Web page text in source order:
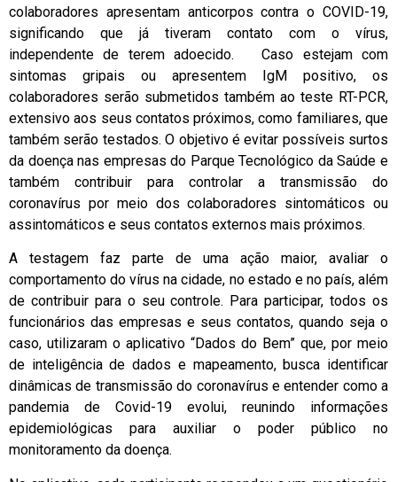
colaboradores apresentam anticorpos contra o COVID-19,
significando que já tiveram contato com o vírus,
independente de terem adoecido. Caso estejam com
sintomas gripais ou apresentem IgM positivo, os
colaboradores serão submetidos também ao teste RT-PCR,
extensivo aos seus contatos próximos, como familiares, que
também serão testados. O objetivo é evitar possíveis surtos
da doença nas empresas do Parque Tecnológico da Saúde e
também contribuir para controlar a transmissão do
coronavírus por meio dos colaboradores sintomáticos ou
assintomáticos e seus contatos externos mais próximos.
A testagem faz parte de uma ação maior, avaliar o
comportamento do vírus na cidade, no estado e no país, além
de contribuir para o seu controle. Para participar, todos os
funcionários das empresas e seus contatos, quando seja o
caso, utilizaram o aplicativo “Dados do Bem” que, por meio
de inteligência de dados e mapeamento, busca identificar
dinâmicas de transmissão do coronavírus e entender como a
pandemia de Covid-19 evolui, reunindo informações
epidemiológicas para auxiliar o poder público no
monitoramento da doença.